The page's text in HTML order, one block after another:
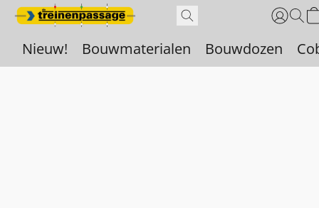
Nieuw! Bouwmaterialen Bouwdozen